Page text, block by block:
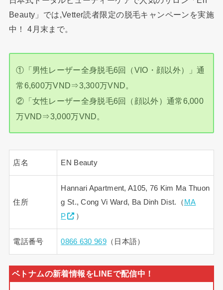
Beauty」では,Vetter読者限定の脱毛キャンペーンを実施
中！ 4月末まで。
①「男性レーザー全身脱毛6回（VIO・顔以外）」通
常6,600万VND⇒3,300万VND。
②「女性レーザー全身脱毛6回（顔以外）通常6,000
万VND⇒3,000万VND。
店名 EN Beauty
住所
Hannari Apartment, A105, 76 Kim Ma Thuon
g St., Cong Vi Ward, Ba Dinh Dist.（ MA
P
）
電話番号 0866 630 969（日本語）